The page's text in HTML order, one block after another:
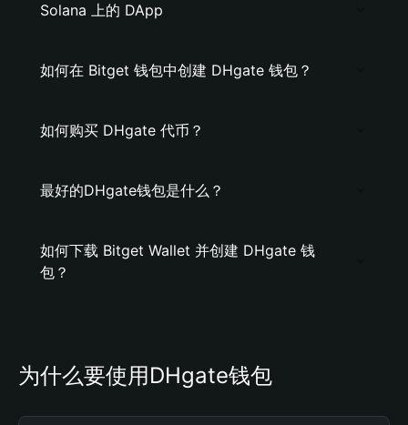
Solana 上的 DApp
如何在 Bitget 钱包中创建 DHgate 钱包？
如何购买 DHgate 代币？
最好的DHgate钱包是什么？
如何下载 Bitget Wallet 并创建 DHgate 钱
包？
为什么要使用DHgate钱包